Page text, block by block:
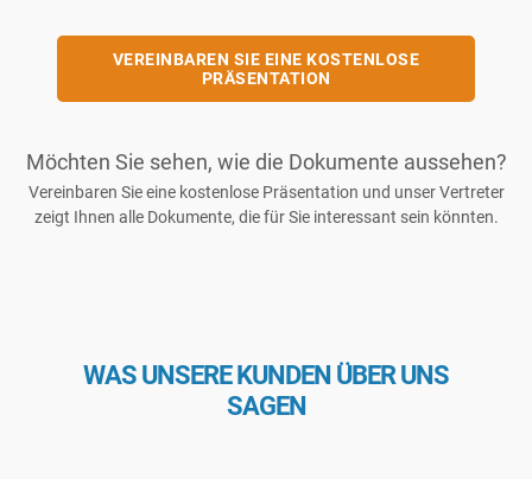
VEREINBAREN SIE EINE KOSTENLOSE
PRÄSENTATION
Möchten Sie sehen, wie die Dokumente aussehen?
Vereinbaren Sie eine kostenlose Präsentation und unser Vertreter
zeigt Ihnen alle Dokumente, die für Sie interessant sein könnten.
WAS UNSERE KUNDEN ÜBER UNS
SAGEN